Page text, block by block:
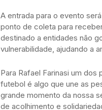
A entrada para o evento
ponto de coleta para
destinado a entidades não
vulnerabilidade, ajudando a
Para Rafael Farinasi um
futebol é algo que une as
grande momento da nossa
de acolhimento e